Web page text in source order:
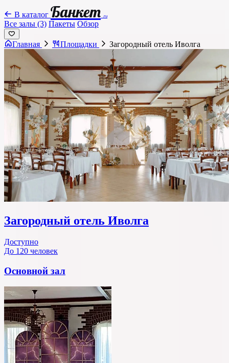
В каталог Банкет .ru
Все залы (3) Пакеты Обзор
Главная Площадки Загородный отель Иволга
Загородный отель Иволга
Доступно
До 120 человек
Основной зал